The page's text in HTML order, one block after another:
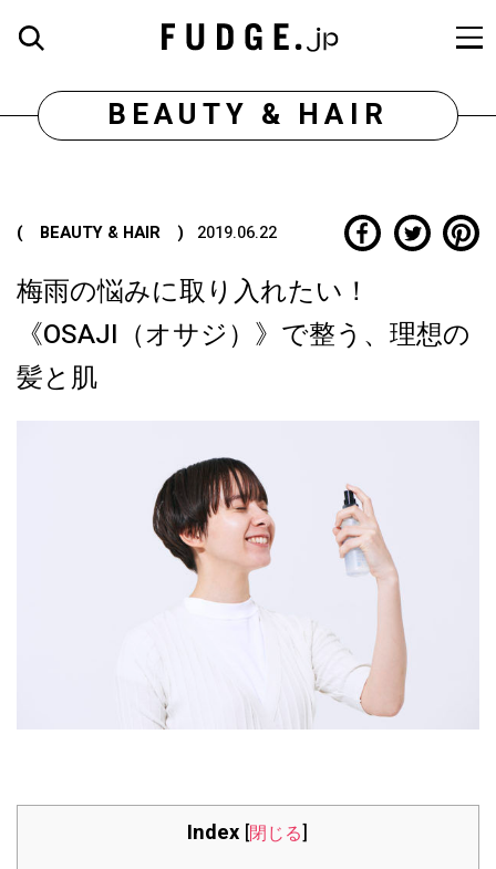
BEAUTY & HAIR
( BEAUTY & HAIR ) 2019.06.22
梅雨の悩みに取り入れたい！
《OSAJI（オサジ）》で整う、理想の
髪と肌
Index [閉じる]